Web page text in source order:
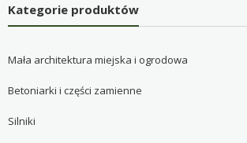
Kategorie produktów
Mała architektura miejska i ogrodowa
Betoniarki i części zamienne
Silniki